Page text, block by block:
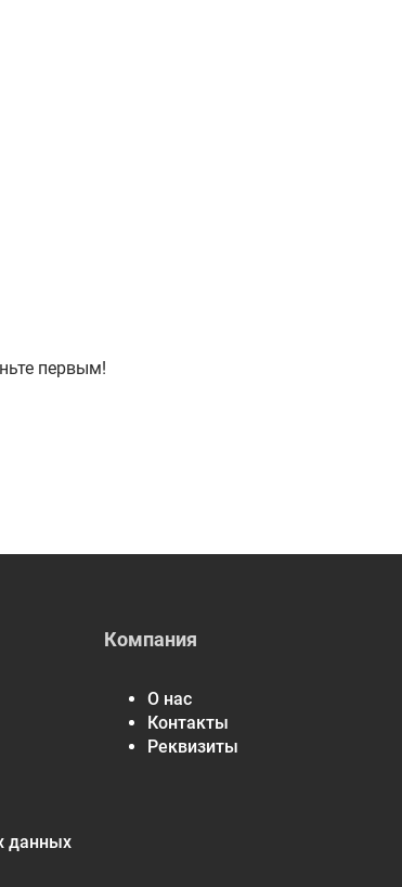
первым!
данных
Компания
О нас
Контакты
Реквизиты